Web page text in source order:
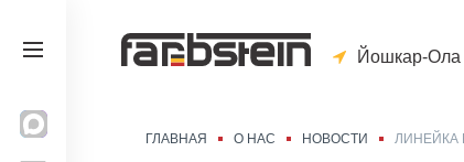
Йошкар-Ола
ГЛАВНАЯ О НАС НОВОСТИ ЛИНЕЙКА